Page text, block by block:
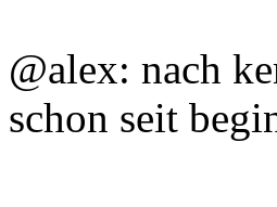
@alex: nach
schon seit